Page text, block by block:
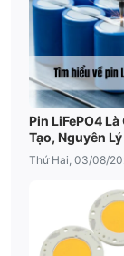
Pin LiFePO4 Là
Tạo, Nguyên
Và Ưu Điểm Nổi
Thứ Hai, 03/08/